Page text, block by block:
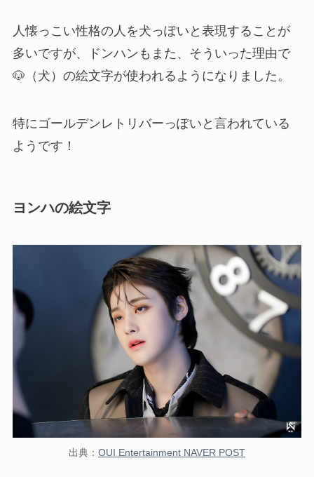
人懐っこい性格の人を犬っぽいと表現することが
多いですが、ドンハンもまた、そういった理由で
🐶（犬）の絵文字が使われるようになりました。
特にゴールデンレトリバーっぽいと言われている
ようです！
ヨンハの絵文字
出典： OUI Entertainment NAVER POST